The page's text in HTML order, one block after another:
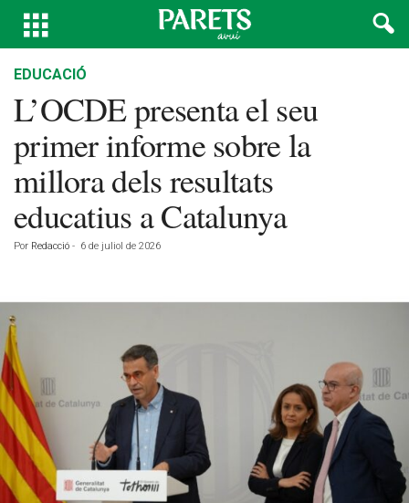
EDUCACIÓ
L’OCDE presenta el seu
primer informe sobre la
millora dels resultats
educatius a Catalunya
Por Redacció - 6 de juliol de 2026